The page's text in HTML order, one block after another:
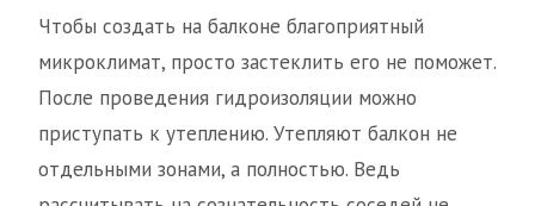
Чтобы создать на балконе благоприятный
микроклимат, просто застеклить его не поможет.
После проведения гидроизоляции можно
приступать к утеплению. Утепляют балкон не
отдельными зонами, а полностью. Ведь